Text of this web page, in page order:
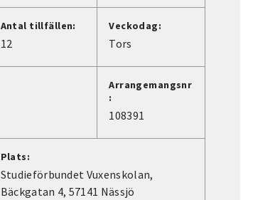
Antal tillfällen:
12
Veckodag:
Tors
Arrangemangsnr
:
108391
Plats:
Studieförbundet Vuxenskolan,
Bäckgatan 4, 57141 Nässjö